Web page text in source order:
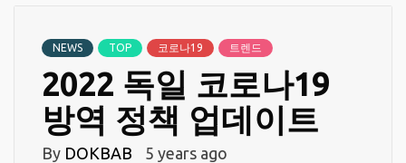
NEWS TOP 코로나19 트렌드
2022 독일 코로나19
방역 정책 업데이트
By DOKBAB 5 years ago